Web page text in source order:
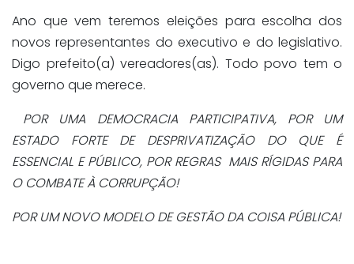
Ano que vem teremos eleições para escolha dos
novos representantes do executivo e do legislativo.
Digo prefeito(a) vereadores(as). Todo povo tem o
governo que merece.
POR UMA DEMOCRACIA PARTICIPATIVA, POR UM
ESTADO FORTE DE DESPRIVATIZAÇÃO DO QUE É
ESSENCIAL E PÚBLICO, POR REGRAS MAIS RÍGIDAS PARA
O COMBATE À CORRUPÇÃO!
POR UM NOVO MODELO DE GESTÃO DA COISA PÚBLICA!